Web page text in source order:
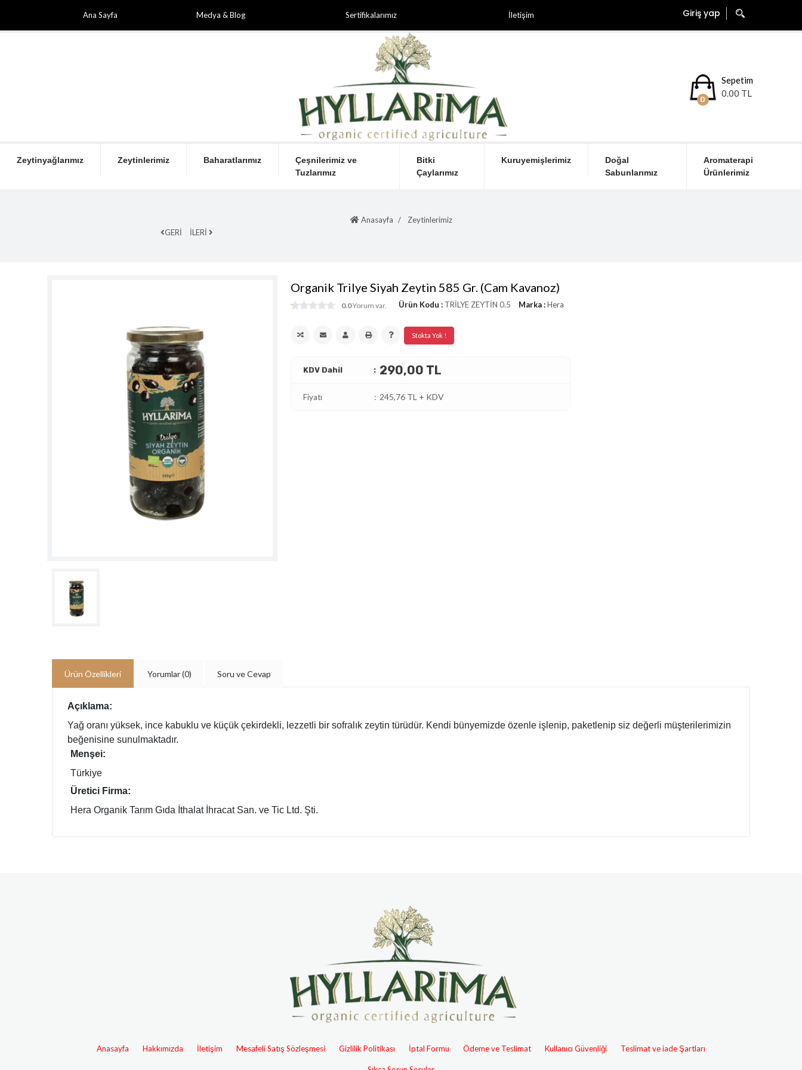
Ana Sayfa Medya & Blog Sertifikalarımız İletişim Giriş yap
0
Sepetim
0.00 TL
Zeytinyağlarımız Zeytinlerimiz Baharatlarımız
Çeşnilerimiz ve
Tuzlarımız
Bitki
Çaylarımız
Kuruyemişlerimiz
Doğal
Sabunlarımız
Aromaterapi
Ürünlerimiz
Anasayfa
Zeytinlerimiz
GERİ
İLERİ
Organik Trilye Siyah Zeytin 585 Gr. (Cam Kavanoz)
0.0Yorum var. Ürün Kodu : TRİLYE ZEYTİN 0.5 Marka :Hera
Stokta Yok !
KDV Dahil 290,00 TL
Fiyatı 245,76 TL + KDV
Ürün Özellikleri Yorumlar(0) Soru ve Cevap
Açıklama:
Yağ oranı yüksek, ince kabuklu ve küçük çekirdekli, lezzetli bir sofralık zeytin türüdür. Kendi bünyemizde özenle işlenip, paketlenip siz değerli müşterilerimizin
beğenisine sunulmaktadır.
Menşei:
Türkiye
Üretici Firma:
Hera Organik Tarım Gıda İthalat İhracat San. ve Tic Ltd. Şti.
Anasayfa Hakkımızda İletişim Mesafeli Satış Sözleşmesi Gizlilik Politikası İptal Formu Ödeme ve Teslimat Kullanıcı Güvenliği Teslimat ve iade Şartları